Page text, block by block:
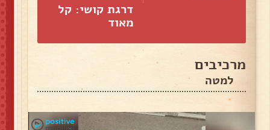
דרגת קושי: קל
מאוד
מרכיבים
למטה